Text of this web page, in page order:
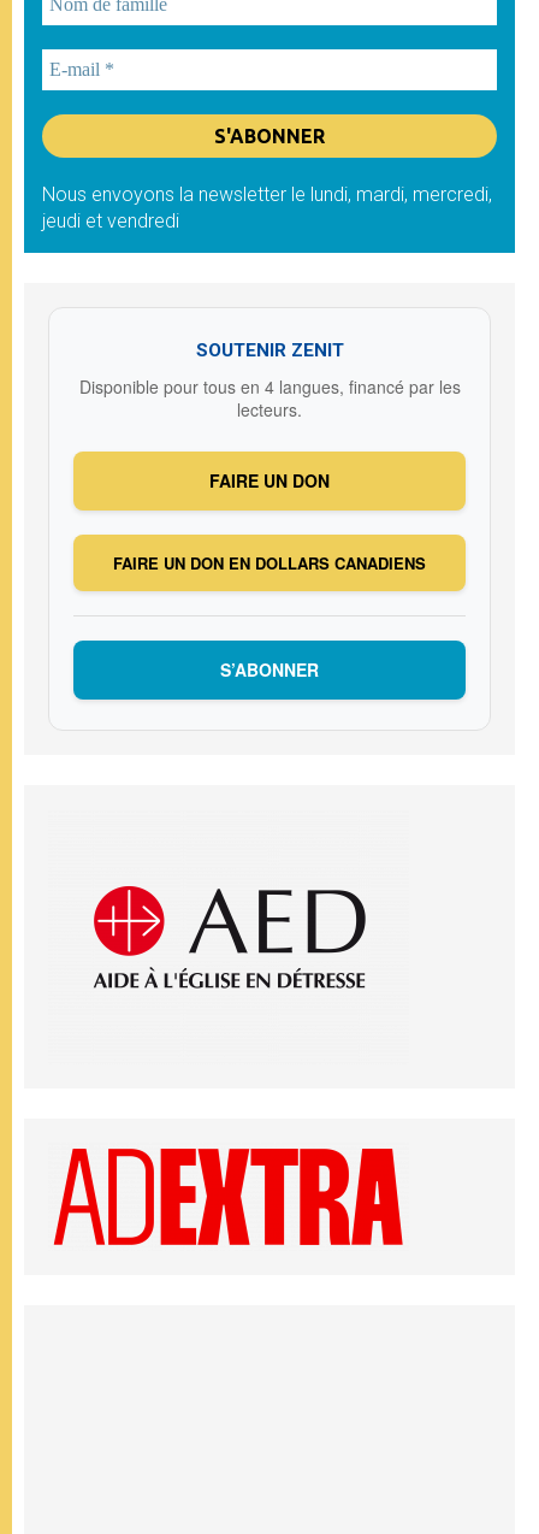
Nous envoyons la newsletter le lundi, mardi, mercredi,
jeudi et vendredi
SOUTENIR ZENIT
Disponible pour tous en 4 langues, financé par les
lecteurs.
FAIRE UN DON
FAIRE UN DON EN DOLLARS CANADIENS
S’ABONNER